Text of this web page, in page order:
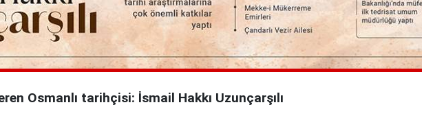
Osmanlı tarihçisi: İsmail Hakkı Uzunçarşılı